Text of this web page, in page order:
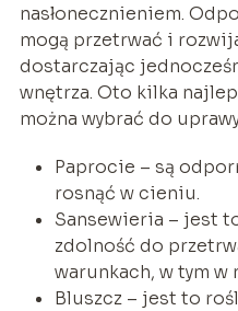
nasłonecznieniem.
mogą przetrwać i
dostarczając
wnętrza. Oto kilka
można wybrać do
Paprocie – są
rosnąć w cieniu.
Sansewieria – jest
zdolność do
warunkach, w tym w
Bluszcz – jest to